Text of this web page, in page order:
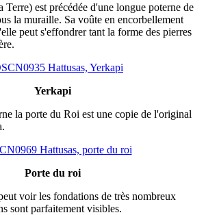
Terre) est précédée d'une longue poterne de
la muraille. Sa voûte en encorbellement
peut s'effondrer tant la forme des pierres
Yerkapi
la porte du Roi est une copie de l'original
Porte du roi
voir les fondations de très nombreux
sont parfaitement visibles.